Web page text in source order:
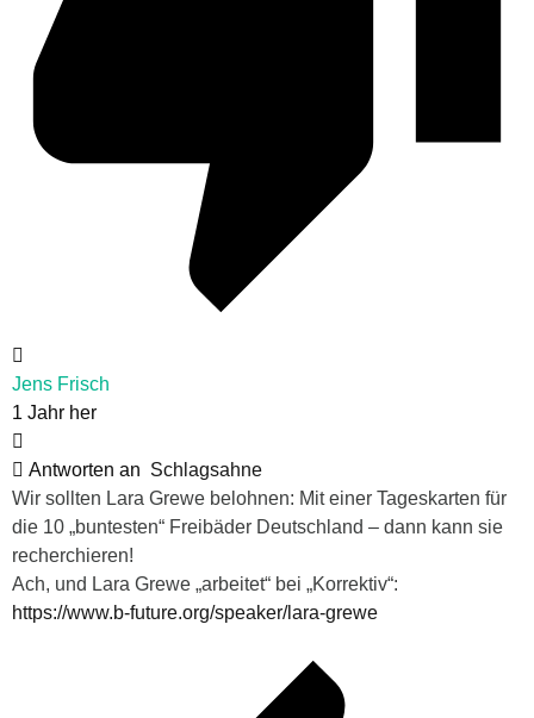
Jens Frisch
1 Jahr her
Antworten an Schlagsahne
Wir sollten Lara Grewe belohnen: Mit einer Tageskarten für
die 10 „buntesten“ Freibäder Deutschland – dann kann sie
recherchieren!
Ach, und Lara Grewe „arbeitet“ bei „Korrektiv“:
https://www.b-future.org/speaker/lara-grewe